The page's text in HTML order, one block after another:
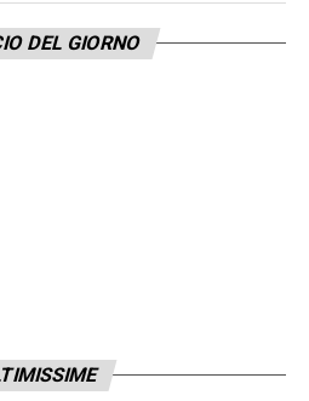
ha sempre dato un
DEL GIORNO